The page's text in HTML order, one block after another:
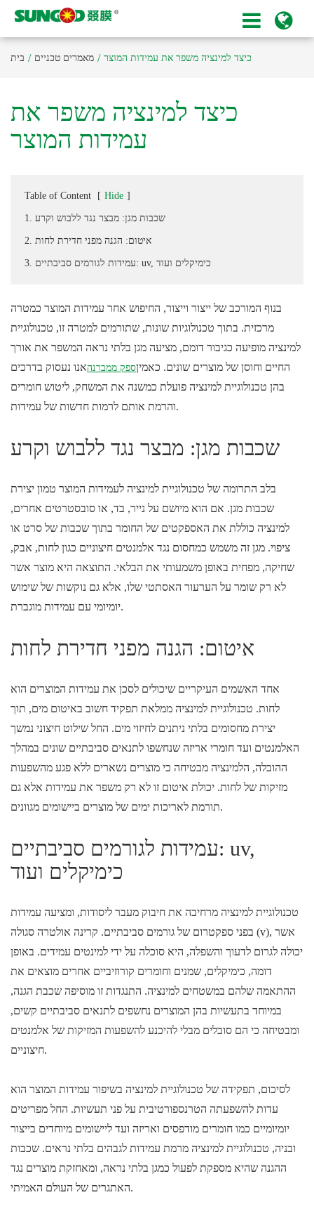
בית מאמרים טכניים כיצד למינציה משפר את עמידות המוצר
כיצד למינציה משפר את
עמידות המוצר
Table of Content [ Hide ]
1. שכבות מגן: מבצר נגד ללבוש וקרע
2. איטום: הגנה מפני חדירת לחות
3. עמידות לגורמים סביבתיים: uv, כימיקלים ועוד
בנוף המורכב של ייצור וייצור, החיפוש אחר עמידות המוצר כמטרה
מרכזית. בתוך טכנולוגיות שונות, שתורמים למטרה זו, טכנולוגיית
למינציה מופיעה כגיבור דומם, מציעה מגן בלתי נראה המשפר את אורך
החיים וחוסן של מוצרים שונים. כאמיןספק ממברנהאנו נעסוק בדרכים
בהן טכנולוגיית למינציה פועלת כמשנה את המשחק, ליטוש חומרים
והרמת אותם לרמות חדשות של עמידות.
שכבות מגן: מבצר נגד ללבוש וקרע
בלב התרומה של טכנולוגיית למינציה לעמידות המוצר טמון יצירת
שכבות מגן. אם הוא מיושם על נייר, בד, או סובסטרטים אחרים,
למינציה כוללת את האספקטים של החומר בתוך שכבות של סרט או
ציפוי. מגן זה משמש כמחסום נגד אלמנטים חיצוניים כגון לחות, אבק,
שחיקה, מפחית באופן משמעותי את הבלאי. התוצאה היא מוצר אשר
לא רק שומר על הערעור האסתטי שלו, אלא גם נוקשות של שימוש
יומיומי עם עמידות מוגברת.
איטום: הגנה מפני חדירת לחות
אחד האשמים העיקריים שיכולים לסכן את עמידות המוצרים הוא
לחות. טכנולוגיית למינציה ממלאת תפקיד חשוב באיטום מים, תוך
יצירת מחסומים בלתי ניתנים לחיזוי מים. החל שילוט חיצוני נמשך
האלמנטים ועד חומרי אריזה שנחשפו לתנאים סביבתיים שונים במהלך
ההובלה, הלמינציה מבטיחה כי מוצרים נשארים ללא פגע מהשפעות
מזיקות של לחות. יכולת איטום זו לא רק משפר את עמידות אלא גם
תורמת לאריכות ימים של מוצרים ביישומים מגוונים.
עמידות לגורמים סביבתיים: uv,
כימיקלים ועוד
טכנולוגיית למינציה מרחיבה את חיבוק מעבר ליסודות, ומציעה עמידות
בפני ספקטרום של גורמים סביבתיים. קרינה אולטרה סגולה (v), אשר
יכולה לגרום לדעוך והשפלה, היא סוכלה על ידי למינטים עמידים. באופן
דומה, כימיקלים, שמנים וחומרים קורוזיביים אחרים מוצאים את
ההתאמה שלהם במשטחים למינציה. התנגדות זו מוסיפה שכבת הגנה,
במיוחד בתעשיות בהן המוצרים נחשפים לתנאים סביבתיים קשים,
ומבטיחה כי הם סובלים מבלי להיכנע להשפעות המזיקות של אלמנטים
חיצוניים.
לסיכום, תפקידה של טכנולוגיית למינציה בשיפור עמידות המוצר הוא
עדות להשפעתה הטרנספורטיבית על פני תעשיות. החל מפריטים
יומיומיים כמו חומרים מודפסים ואריזה ועד ליישומים מיוחדים בייצור
ובניה, טכנולוגיית למינציה מרמת עמידות לגבהים בלתי נראים. שכבות
ההגנה שהיא מספקת לפעול כמגן בלתי נראה, ומאחזקת מוצרים נגד
האתגרים של העולם האמיתי.